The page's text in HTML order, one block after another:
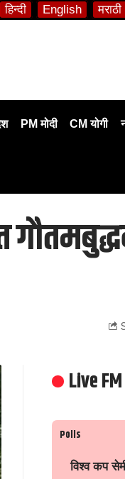
हिन्दी English मराठी
PM मोदी CM योगी
Live
Polls
विश्व कप